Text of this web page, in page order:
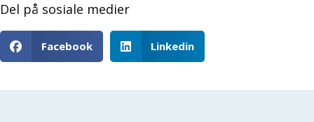
Del på sosiale medier
Facebook Linkedin